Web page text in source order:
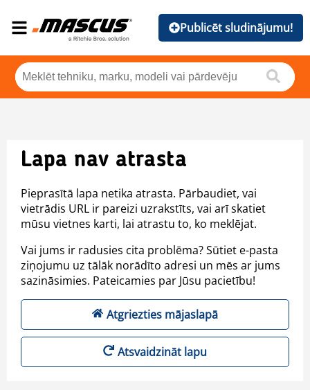
Publicēt sludinājumu!
Lapa nav atrasta
Pieprasītā lapa netika atrasta. Pārbaudiet, vai
vietrādis URL ir pareizi uzrakstīts, vai arī skatiet
mūsu vietnes karti, lai atrastu to, ko meklējat.
Vai jums ir radusies cita problēma? Sūtiet e-pasta
ziņojumu uz tālāk norādīto adresi un mēs ar jums
sazināsimies. Pateicamies par Jūsu pacietību!
Atgriezties mājaslapā
Atsvaidzināt lapu